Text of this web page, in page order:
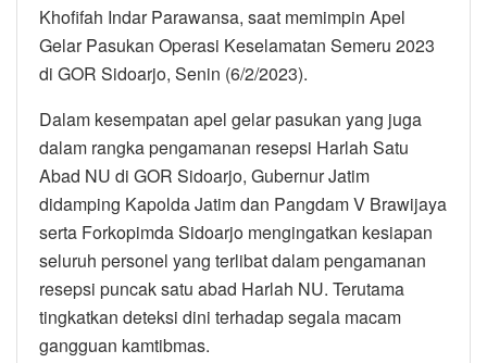
Khofifah Indar Parawansa, saat memimpin Apel
Gelar Pasukan Operasi Keselamatan Semeru 2023
di GOR Sidoarjo, Senin (6/2/2023).
Dalam kesempatan apel gelar pasukan yang juga
dalam rangka pengamanan resepsi Harlah Satu
Abad NU di GOR Sidoarjo, Gubernur Jatim
didamping Kapolda Jatim dan Pangdam V Brawijaya
serta Forkopimda Sidoarjo mengingatkan kesiapan
seluruh personel yang terlibat dalam pengamanan
resepsi puncak satu abad Harlah NU. Terutama
tingkatkan deteksi dini terhadap segala macam
gangguan kamtibmas.